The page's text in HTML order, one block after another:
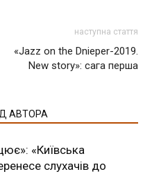
наступна стаття
«Jazz on the Dnieper-2019.
New story»: сага перша
АВТОРА
«Київська
слухачів до